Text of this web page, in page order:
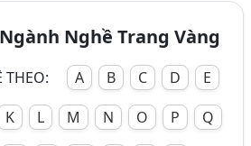
Nghề Trang Vàng
THEO: A B C D
E
K L M N O P Q